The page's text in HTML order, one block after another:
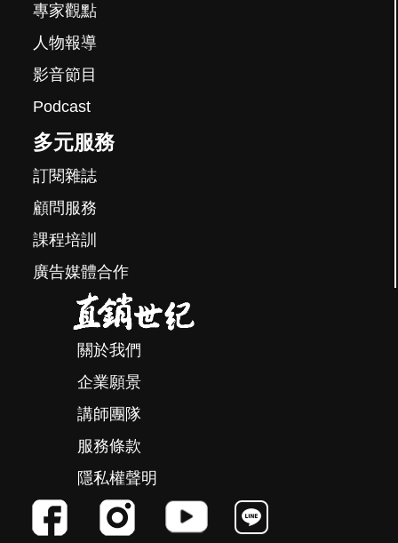
專家觀點
人物報導
影音節目
Podcast
多元服務
訂閱雜誌
顧問服務
課程培訓
廣告媒體合作
關於我們
企業願景
講師團隊
服務條款
隱私權聲明